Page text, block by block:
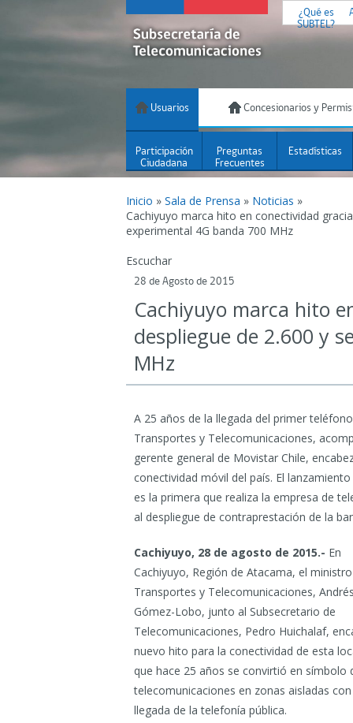
¿Qué es
SUBTEL?
Usuarios Concesionarios y
Participación
Ciudadana
Preguntas
Frecuentes
Estadísticas
Inicio » Sala de Prensa » Noticias »
Cachiyuyo marca hito en conectividad
experimental 4G banda 700 MHz
Escuchar
28 de Agosto de 2015
Cachiyuyo marca hito
despliegue de 2.600 y
MHz
A 25 años de la llegada del primer
Transportes y Telecomunicaciones,
gerente general de Movistar Chile,
conectividad móvil del país. El
es la primera que realiza la empresa de
al despliegue de contraprestación de la
Cachiyuyo, 28 de agosto de 2015.- En
Cachiyuyo, Región de Atacama, el
Transportes y Telecomunicaciones,
Gómez-Lobo, junto al Subsecretario de
Telecomunicaciones, Pedro Huichalaf,
nuevo hito para la conectividad de esta
que hace 25 años se convirtió en símbolo
telecomunicaciones en zonas aisladas
llegada de la telefonía pública.